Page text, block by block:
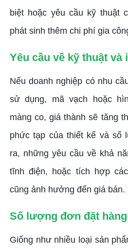
biệt hoặc yêu cầu kỹ thuật
phát sinh thêm chi phí gia
Yêu cầu về kỹ thuật và
Nếu doanh nghiệp có nhu
sử dụng, mã vạch hoặc
màng co, giá thành sẽ tăng
phức tạp của thiết kế và số
ra, những yêu cầu về khả
tĩnh điện, hoặc tích hợp
cũng ảnh hưởng đến giá bán.
Số lượng đơn đặt hàng
Giống như nhiều loại sản